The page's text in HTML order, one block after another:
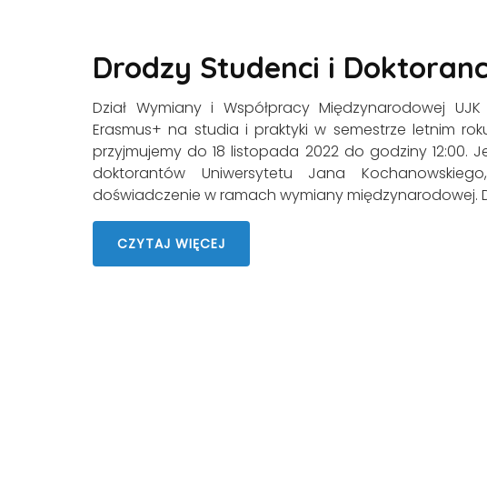
Drodzy Studenci i
Dział Wymiany i Współpracy Międzynarodowej
Erasmus+ na studia i praktyki w semestrze letnim
przyjmujemy do 18 listopada 2022 do godziny
doktorantów Uniwersytetu Jana
doświadczenie w ramach wymiany międzynarodowej.
CZYTAJ WIĘCEJ